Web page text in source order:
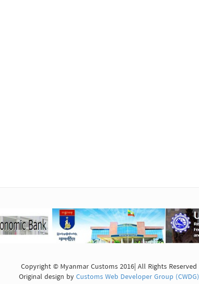
Copyright © Myanmar Customs 2016| All Rights Reserved
Original design byCustoms Web Developer Group (CWDG)